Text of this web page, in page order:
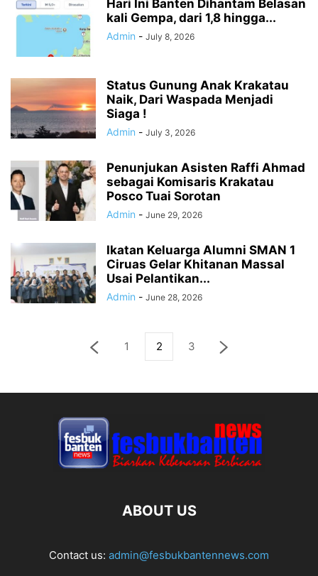
Hari Ini Banten Dihantam Belasan
kali Gempa, dari 1,8 hingga...
Admin - July 8, 2026
Status Gunung Anak Krakatau
Naik, Dari Waspada Menjadi
Siaga !
Admin - July 3, 2026
Penunjukan Asisten Raffi Ahmad
sebagai Komisaris Krakatau
Posco Tuai Sorotan
Admin - June 29, 2026
Ikatan Keluarga Alumni SMAN 1
Ciruas Gelar Khitanan Massal
Usai Pelantikan...
Admin - June 28, 2026
1 2 3
ABOUT US
Contact us: admin@fesbukbantennews.com